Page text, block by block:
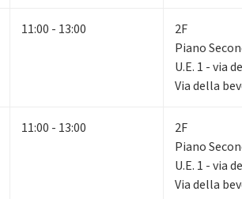
11:00 - 13:00
2F
Piano
U.E. 1 - via
Via della
11:00 - 13:00
2F
Piano
U.E. 1 - via
Via della